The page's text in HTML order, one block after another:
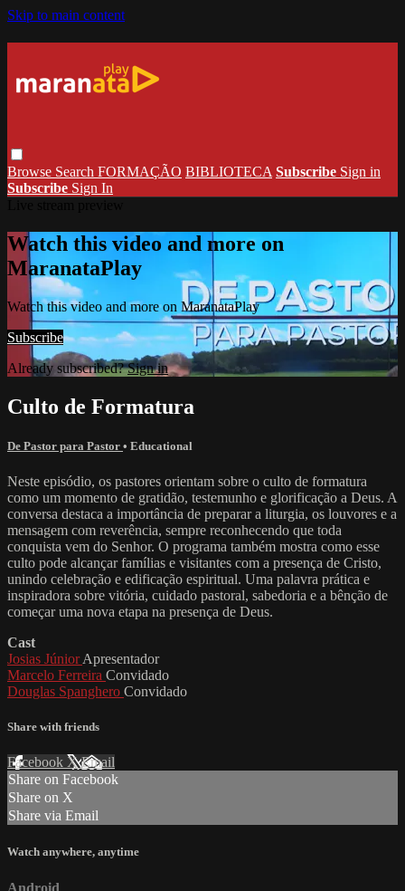
Skip to main content
Browse Search FORMAÇÃO BIBLIOTECA Subscribe Sign in
Subscribe Sign In
Watch this video and more on
MaranataPlay
Watch this video and more on MaranataPlay
Subscribe
Already subscribed?Sign in
Culto de Formatura
De Pastor para Pastor • Educational
Neste episódio, os pastores orientam sobre o culto de formatura
como um momento de gratidão, testemunho e glorificação a Deus. A
conversa destaca a importância de preparar a liturgia, os louvores e a
mensagem com reverência, sempre reconhecendo que toda
conquista vem do Senhor. O programa também mostra como esse
culto pode alcançar famílias e visitantes com a presença de Cristo,
unindo celebração e edificação espiritual. Uma palavra prática e
inspiradora sobre vitória, cuidado pastoral, sabedoria e a bênção de
começar uma nova etapa na presença de Deus.
Cast
Josias JúniorApresentador
Marcelo Ferreira Convidado
Douglas Spanghero Convidado
Share with friends
Facebook XEmail
Share on Facebook
Share on X
Share via Email
Watch anywhere, anytime
Android